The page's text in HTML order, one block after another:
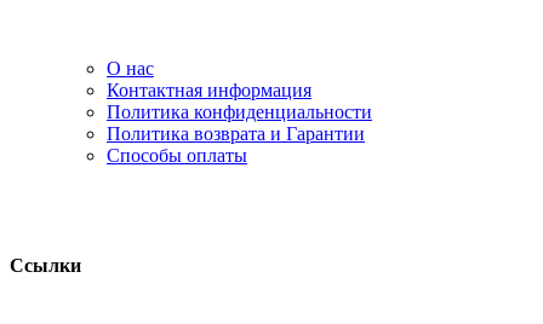
О нас
Контактная информация
Политика конфиденциальности
Политика возврата и Гарантии
Способы оплаты
Ссылки